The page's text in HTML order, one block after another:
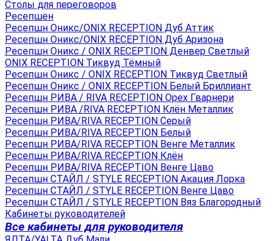
Столы для переговоров
Ресепшен
Ресепшн Оникс/ONIX RECEPTION Дуб Аттик
Ресепшн Оникс/ONIX RECEPTION Дуб Аризона
Ресепшн Оникс / ONIX RECEPTION Денвер Светлый
ONIX RECEPTION Тиквуд Тёмный
Ресепшн Оникс / ONIX RECEPTION Тиквуд Светлый
Ресепшн Оникс / ONIX RECEPTION Белый Бриллиант
Ресепшн РИВА / RIVA RECEPTION Орех Гварнери
Ресепшн РИВА /RIVA RECEPTION Клён Металлик
Ресепшн РИВА/RIVA RECEPTION Серый
Ресепшн РИВА/RIVA RECEPTION Белый
Ресепшн РИВА/RIVA RECEPTION Венге Металлик
Ресепшн РИВА/RIVA RECEPTION Клён
Ресепшн РИВА/RIVA RECEPTION Венге Цаво
Ресепшн СТАЙЛ / STYLE RECEPTION Акация Лорка
Ресепшн СТАЙЛ / STYLE RECEPTION Венге Цаво
Ресепшн СТАЙЛ / STYLE RECEPTION Вяз Благородный
Кабинеты руководителей
Все кабинеты для руководителя